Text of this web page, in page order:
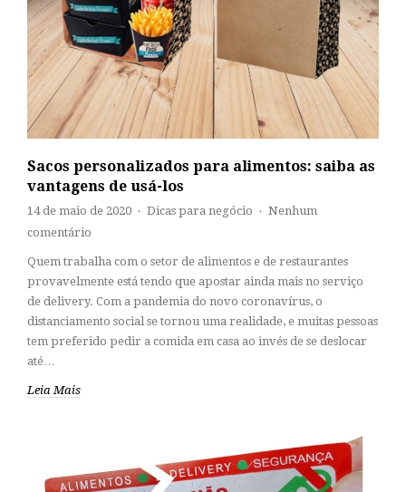
Sacos personalizados para alimentos: saiba as
vantagens de usá-los
14 de maio de 2020 ♦ Dicas para negócio ♦
Nenhum
comentário
Quem trabalha com o setor de alimentos e de restaurantes
provavelmente está tendo que apostar ainda mais no serviço
de delivery. Com a pandemia do novo coronavírus, o
distanciamento social se tornou uma realidade, e muitas pessoas
tem preferido pedir a comida em casa ao invés de se deslocar
até…
Leia Mais